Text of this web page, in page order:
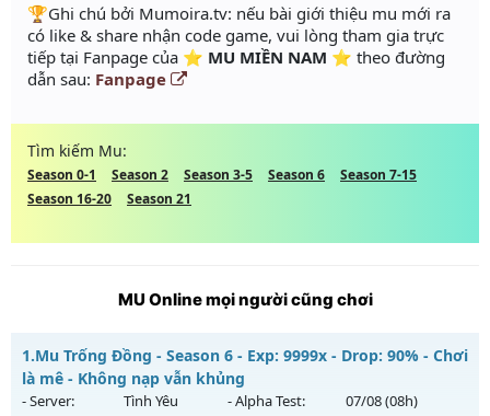
️🏆Ghi chú bởi Mumoira.tv: nếu bài giới thiệu mu mới ra
có like & share nhận code game, vui lòng tham gia trực
tiếp tại Fanpage của ⭐️ MU MIỀN NAM ⭐ theo đường
dẫn sau: Fanpage
Tìm kiếm Mu:
Season 0-1 Season 2 Season 3-5 Season 6
Season 7-15
Season 16-20
Season 21
MU Online mọi người cũng chơi
1.Mu Trống Đồng - Season 6 - Exp: 9999x - Drop: 90% - Chơi
là mê - Không nạp vẫn khủng
- Server: Tình Yêu - Alpha Test: 07/08(08h)